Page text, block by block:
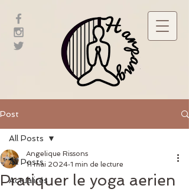
Post
All Posts
Actualités
All Posts
Pratiquer le yoga aerien
Angelique Rissons
11 mai 2024 1 min de lecture